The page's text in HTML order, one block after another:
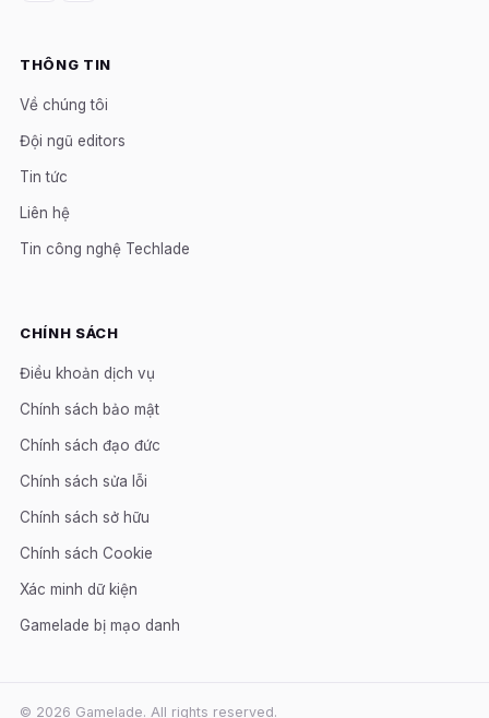
THÔNG TIN
Về chúng tôi
Đội ngũ editors
Tin tức
Liên hệ
Tin công nghệ Techlade
CHÍNH SÁCH
Điều khoản dịch vụ
Chính sách bảo mật
Chính sách đạo đức
Chính sách sửa lỗi
Chính sách sở hữu
Chính sách Cookie
Xác minh dữ kiện
Gamelade bị mạo danh
© 2026 Gamelade. All rights reserved.